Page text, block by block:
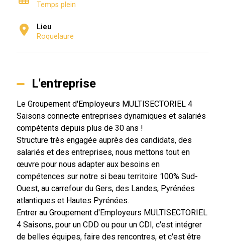
Temps plein
Lieu
Roquelaure
L'entreprise
Le Groupement d'Employeurs MULTISECTORIEL 4
Saisons connecte entreprises dynamiques et salariés
compétents depuis plus de 30 ans !
Structure très engagée auprès des candidats, des
salariés et des entreprises, nous mettons tout en
œuvre pour nous adapter aux besoins en
compétences sur notre si beau territoire 100% Sud-
Ouest, au carrefour du Gers, des Landes, Pyrénées
atlantiques et Hautes Pyrénées.
Entrer au Groupement d'Employeurs MULTISECTORIEL
4 Saisons, pour un CDD ou pour un CDI, c'est intégrer
de belles équipes, faire des rencontres, et c'est être